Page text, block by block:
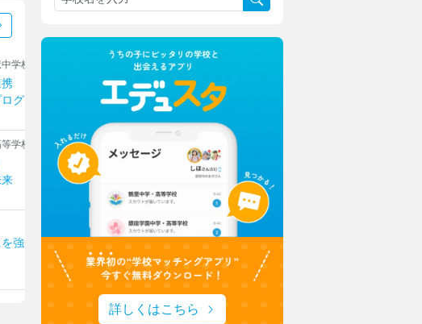
学校
グラム
学校
強化！
上野学園中学校・高等学校
ハープやフルート！ひとり一つの楽器
上野ならではのフィールドワーク
瀧野川女子学園中学高等学校
生成AIを“アシスタント”に
発想を形にする授業でキャリア教育
東京家政大学附属女子中学校高等学校
新校長に就任！未来の展望について取材
詳しくはこちら